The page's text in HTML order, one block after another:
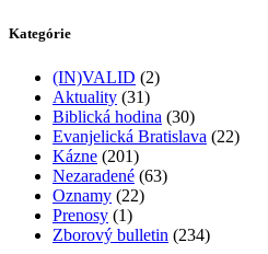
Kategórie
(IN)VALID (2)
Aktuality (31)
Biblická hodina (30)
Evanjelická Bratislava (22)
Kázne (201)
Nezaradené (63)
Oznamy (22)
Prenosy (1)
Zborový bulletin (234)